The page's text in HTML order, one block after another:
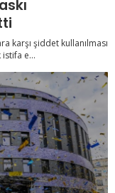
karşı şiddet kullanılması
e...